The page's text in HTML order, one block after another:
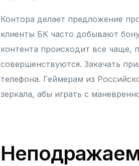
Контора делает предложение
клиенты БК часто добывают
контента происходит все чаще,
совершенствуются. Закачать
телефона. Геймерам из
зеркала, абы играть с